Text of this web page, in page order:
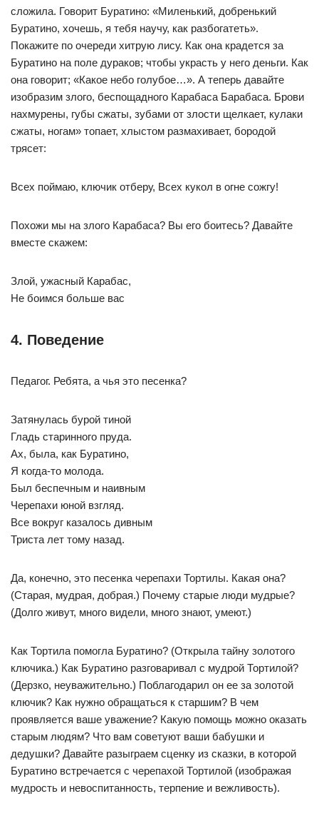
сложила. Говорит Буратино: «Миленький, добренький
Буратино, хочешь, я тебя научу, как разбогатеть».
Покажите по очереди хитрую лису. Как она крадется за
Буратино на поле дураков; чтобы украсть у него деньги. Как
она говорит; «Какое небо голубое…». А теперь давайте
изобразим злого, беспощадного Карабаса Барабаса. Брови
нахмурены, губы сжаты, зубами от злости щелкает, кулаки
сжаты, ногам» топает, хлыстом размахивает, бородой
трясет:
Всех поймаю, ключик отберу, Всех кукол в огне сожгу!
Похожи мы на злого Карабаса? Вы его боитесь? Давайте
вместе скажем:
Злой, ужасный Карабас,
Не боимся больше вас
4. Поведение
Педагог. Ребята, а чья это песенка?
Затянулась бурой тиной
Гладь старинного пруда.
Ах, была, как Буратино,
Я когда-то молода.
Был беспечным и наивным
Черепахи юной взгляд.
Все вокруг казалось дивным
Триста лет тому назад.
Да, конечно, это песенка черепахи Тортилы. Какая она?
(Старая, мудрая, добрая.) Почему старые люди мудрые?
(Долго живут, много видели, много знают, умеют.)
Как Тортила помогла Буратино? (Открыла тайну золотого
ключика.) Как Буратино разговаривал с мудрой Тортилой?
(Дерзко, неуважительно.) Поблагодарил он ее за золотой
ключик? Как нужно обращаться к старшим? В чем
проявляется ваше уважение? Какую помощь можно оказать
старым людям? Что вам советуют ваши бабушки и
дедушки? Давайте разыграем сценку из сказки, в которой
Буратино встречается с черепахой Тортилой (изображая
мудрость и невоспитанность, терпение и вежливость).